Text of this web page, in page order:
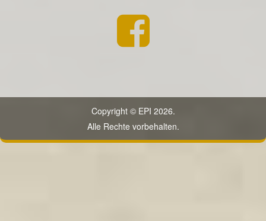
Copyright © EPI 2026.
Alle Rechte vorbehalten.